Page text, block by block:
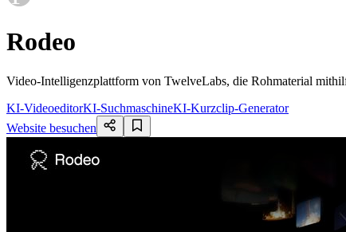
Rodeo
Video-Intelligenzplattform von TwelveLabs, die Rohmaterial
KI-VideoeditorKI-SuchmaschineKI-Kurzclip-Generator
Website besuchen